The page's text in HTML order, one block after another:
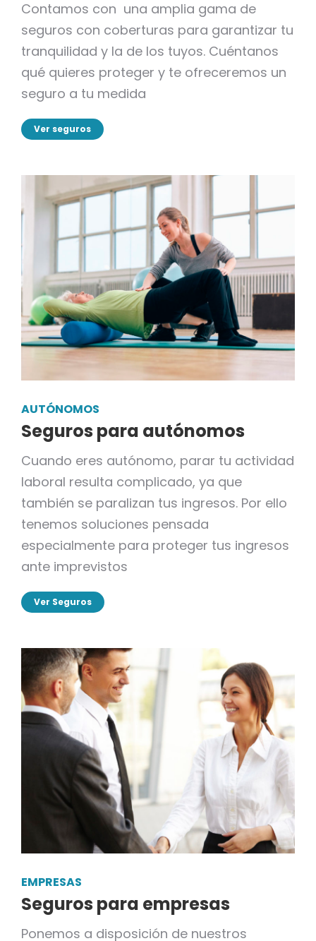
Contamos con una amplia gama de
seguros con coberturas para garantizar tu
tranquilidad y la de los tuyos. Cuéntanos
qué quieres proteger y te ofreceremos un
seguro a tu medida
Ver seguros
AUTÓNOMOS
Seguros para autónomos
Cuando eres autónomo, parar tu actividad
laboral resulta complicado, ya que
también se paralizan tus ingresos. Por ello
tenemos soluciones pensada
especialmente para proteger tus ingresos
ante imprevistos
Ver Seguros
EMPRESAS
Seguros para empresas
Ponemos a disposición de nuestros